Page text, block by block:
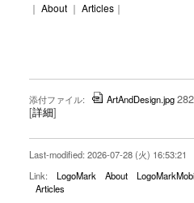
｜ About｜ Articles｜
添付ファイル: ArtAndDesign.jpg
[詳細]
Last-modified: 2026-07-28 (火) 16:53:21
Link:
LogoMark About
Articles